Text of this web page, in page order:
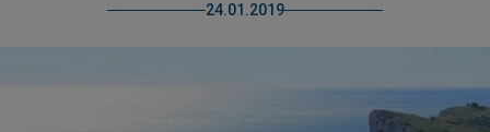
24.01.2019